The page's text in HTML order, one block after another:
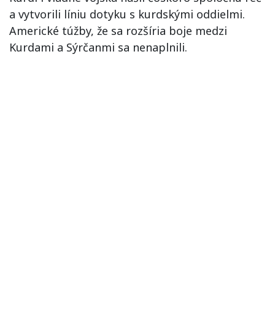
a vytvorili líniu dotyku s kurdskými oddielmi.
Americké túžby, že sa rozšíria boje medzi
Kurdami a Sýrčanmi sa nenaplnili.